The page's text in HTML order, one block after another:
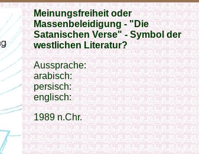
Meinungsfreiheit oder
Massenbeleidigung - "Die
Satanischen Verse" - Symbol der
westlichen Literatur?
Aussprache:
arabisch:
persisch:
englisch:
1989 n.Chr.